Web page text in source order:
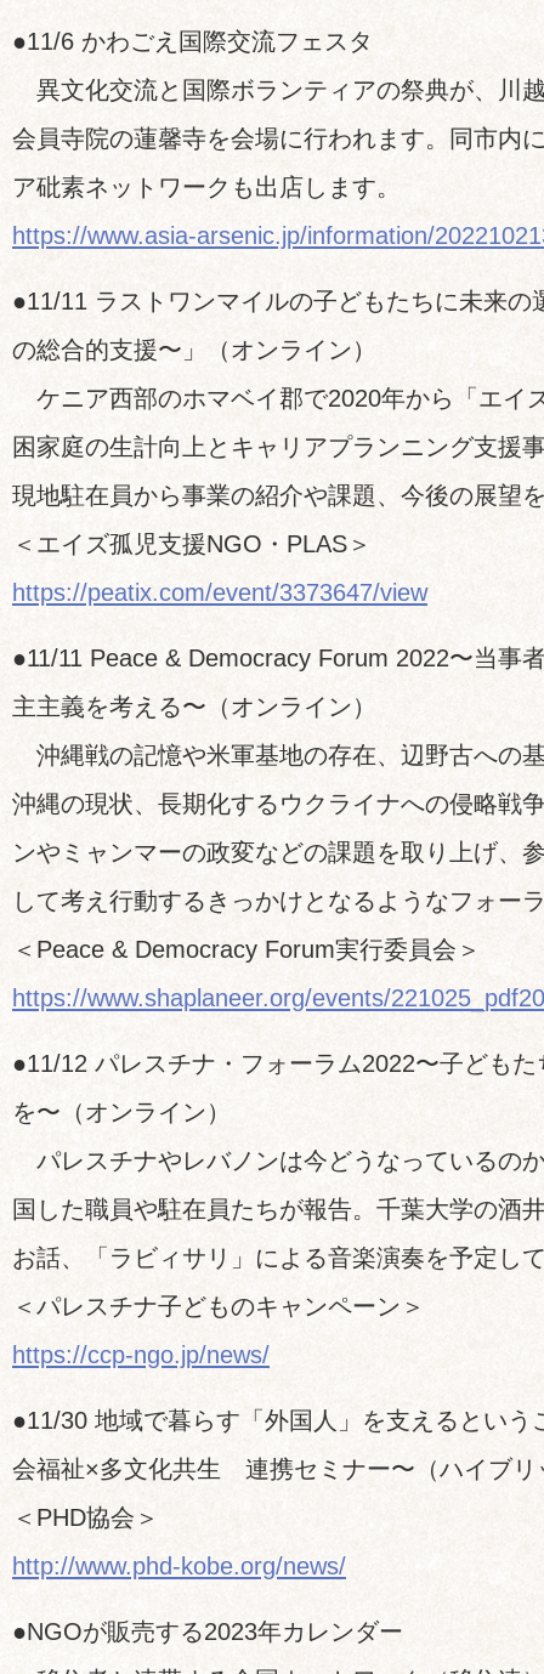
●11/6 かわごえ国際交流フェスタ
異文化交流と国際ボランティアの祭典が、川
会員寺院の蓮馨寺を会場に行われます。同市内
ア砒素ネットワークも出店します。
https://www.asia-arsenic.jp/information/
●11/11 ラストワンマイルの子どもたちに未来の
の総合的支援〜」（オンライン）
ケニア西部のホマベイ郡で2020年から「エイ
困家庭の生計向上とキャリアプランニング支援
現地駐在員から事業の紹介や課題、今後の展望
＜エイズ孤児支援NGO・PLAS＞
https://peatix.com/event/3373647/view
●11/11 Peace & Democracy Forum 2022〜当事
主主義を考える〜（オンライン）
沖縄戦の記憶や米軍基地の存在、辺野古への
沖縄の現状、長期化するウクライナへの侵略戦
ンやミャンマーの政変などの課題を取り上げ、
して考え行動するきっかけとなるようなフォー
＜Peace & Democracy Forum実行委員会＞
https://www.shaplaneer.org/events/
●11/12 パレスチナ・フォーラム2022〜子ども
を〜（オンライン）
パレスチナやレバノンは今どうなっているの
国した職員や駐在員たちが報告。千葉大学の酒
お話、「ラビィサリ」による音楽演奏を予定し
＜パレスチナ子どものキャンペーン＞
https://ccp-ngo.jp/news/
●11/30 地域で暮らす「外国人」を支えるという
会福祉×多文化共生 連携セミナー〜（ハイブリ
＜PHD協会＞
http://www.phd-kobe.org/news/
●NGOが販売する2023年カレンダー